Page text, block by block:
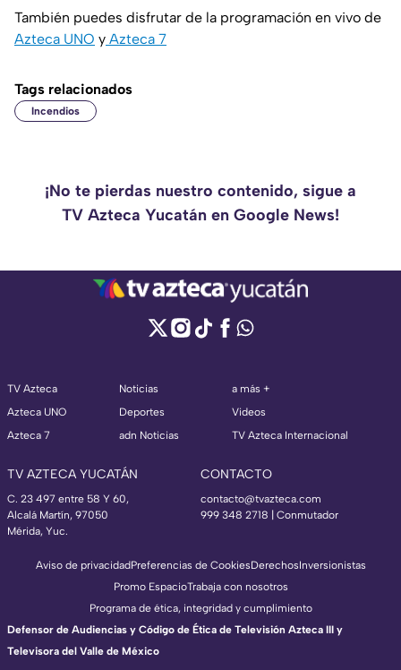
También puedes disfrutar de la programación en vivo de
Azteca UNO y Azteca 7
Tags relacionados
Incendios
¡No te pierdas nuestro contenido, sigue a
TV Azteca Yucatán en Google News!
TV Azteca
Azteca UNO
Azteca 7
Noticias
Deportes
adn Noticias
a más +
Videos
TV Azteca Internacional
TV AZTECA YUCATÁN
C. 23 497 entre 58 Y 60,
Alcalá Martín, 97050
Mérida, Yuc.
CONTACTO
contacto@tvazteca.com
999 348 2718 | Conmutador
Aviso de privacidadPreferencias de CookiesDerechosInversionistas
Promo EspacioTrabaja con nosotros
Programa de ética, integridad y cumplimiento
Defensor de Audiencias y Código de Ética de Televisión Azteca III y
Televisora del Valle de México